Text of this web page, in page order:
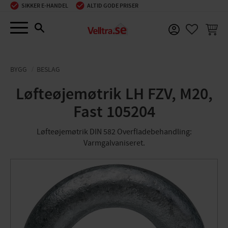
Menu
SIKKER E-HANDEL ALTID GODE PRISER
BYGG BESLAG
Løfteøjemøtrik LH FZV, M20,
Fast 105204
Løfteøjemøtrik DIN 582 Overfladebehandling:
Varmgalvaniseret.